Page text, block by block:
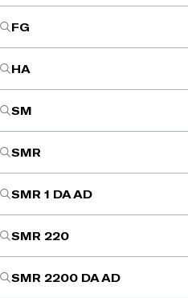
FG
HA
SM
SMR
SMR 1 DA AD
SMR 220
SMR 2200 DA AD